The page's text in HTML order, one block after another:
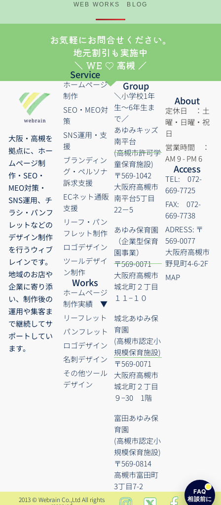
WEB WORKS BLOG
お気軽にお問合せください。
地元割引も実施中
＼ WE ♡ 高槻 ／
大阪・高槻を
拠点に、ホー
ムページ制
作・SEO・
MEO対策・
SNS運用、チ
ラシ・パンフ
レットなどの
デザイン制作
を行うウィブ
レインです。
地域のお店や
企業に寄り添
い、制作後の
運用や集客ま
で継続してサ
ポートしてい
ます。
Service
ホームページ
制作
SEO・MEO対
策
SNS運用・支
援
ブランディン
グ・ペルソナ
訴求支援
ECネット通販
支援
リーフ・パン
フレット制作
ロゴデザイン
ツールデザイ
ン制作
Works
ホームページ
制作実績 ▼
リーフレット
パンフレット
ロゴデザイン
名刺デザイン
その他ツール
デザイン
Group
＼小学校1年
生～6年生ま
で／
あゆみキッズ
南平台
(高槻市許可学
童保育施設)
〒569-1042
大阪府高槻市
南平台5丁目
22－5
あゆみ保育園
（企業型保育
園事業）
〒569-0071
大阪府高槻市
城北町２丁目
１１−１０
城北あゆみ保
育園
(高槻市認定小
規模保育施設)
〒569-0071
大阪府高槻市
城北町２丁目
９−30 1階
富田あゆみ保
育園
(高槻市認定小
規模保育施設)
〒569-0814
高槻市富田町
3丁目7-2
About
定休日 ：土
曜・日曜・祝
日
営業時間 ：
AM 9 - PM 6
Access
TEL: 072-
669-7725
FAX: 072-
669-7738
ADRESS: 〒
569-0077
大阪府高槻市
野見町4-6-2F
MAP
FAQ
相談前に
2013 © Webrain Co.,Ltd All rights